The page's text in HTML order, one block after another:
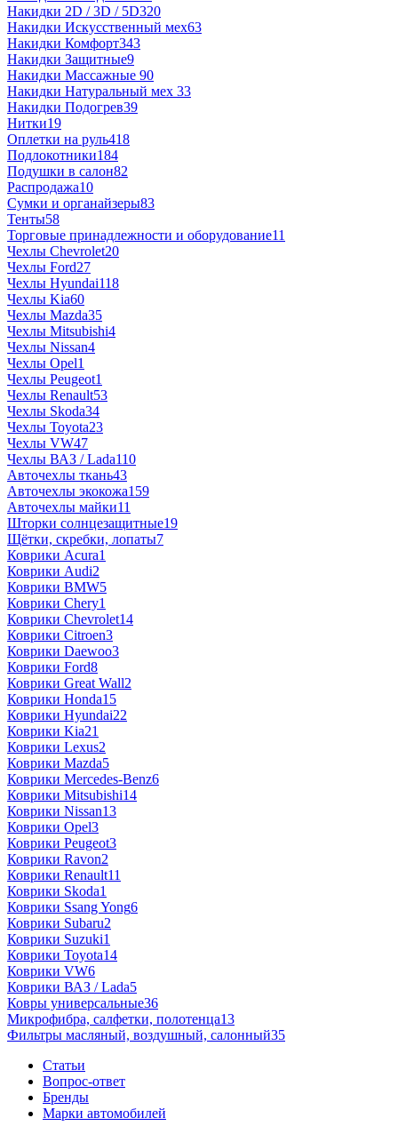
Накидки 2D / 3D / 5D320
Накидки Искусственный мех63
Накидки Комфорт343
Накидки Защитные9
Накидки Массажные 90
Накидки Натуральный мех 33
Накидки Подогрев39
Нитки19
Оплетки на руль418
Подлокотники184
Подушки в салон82
Распродажа10
Сумки и органайзеры83
Тенты58
Торговые принадлежности и оборудование11
Чехлы Chevrolet20
Чехлы Ford27
Чехлы Hyundai118
Чехлы Kia60
Чехлы Mazda35
Чехлы Mitsubishi4
Чехлы Nissan4
Чехлы Opel1
Чехлы Peugeot1
Чехлы Renault53
Чехлы Skoda34
Чехлы Toyota23
Чехлы VW47
Чехлы ВАЗ / Lada110
Авточехлы ткань43
Авточехлы экокожа159
Авточехлы майки11
Шторки солнцезащитные19
Щётки, скребки, лопаты7
Коврики Acura1
Коврики Audi2
Коврики BMW5
Коврики Chery1
Коврики Chevrolet14
Коврики Citroen3
Коврики Daewoo3
Коврики Ford8
Коврики Great Wall2
Коврики Honda15
Коврики Hyundai22
Коврики Kia21
Коврики Lexus2
Коврики Mazda5
Коврики Mercedes-Benz6
Коврики Mitsubishi14
Коврики Nissan13
Коврики Opel3
Коврики Peugeot3
Коврики Ravon2
Коврики Renault11
Коврики Skoda1
Коврики Ssang Yong6
Коврики Subaru2
Коврики Suzuki1
Коврики Toyota14
Коврики VW6
Коврики ВАЗ / Lada5
Ковры универсальные36
Микрофибра, салфетки, полотенца13
Фильтры масляный, воздушный, салонный35
Статьи
Вопрос-ответ
Бренды
Марки автомобилей